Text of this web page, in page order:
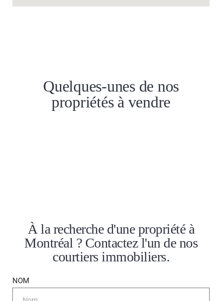
Quelques-unes de nos
propriétés à vendre
À la recherche d'une propriété à
Montréal ? Contactez l'un de nos
courtiers immobiliers.
NOM